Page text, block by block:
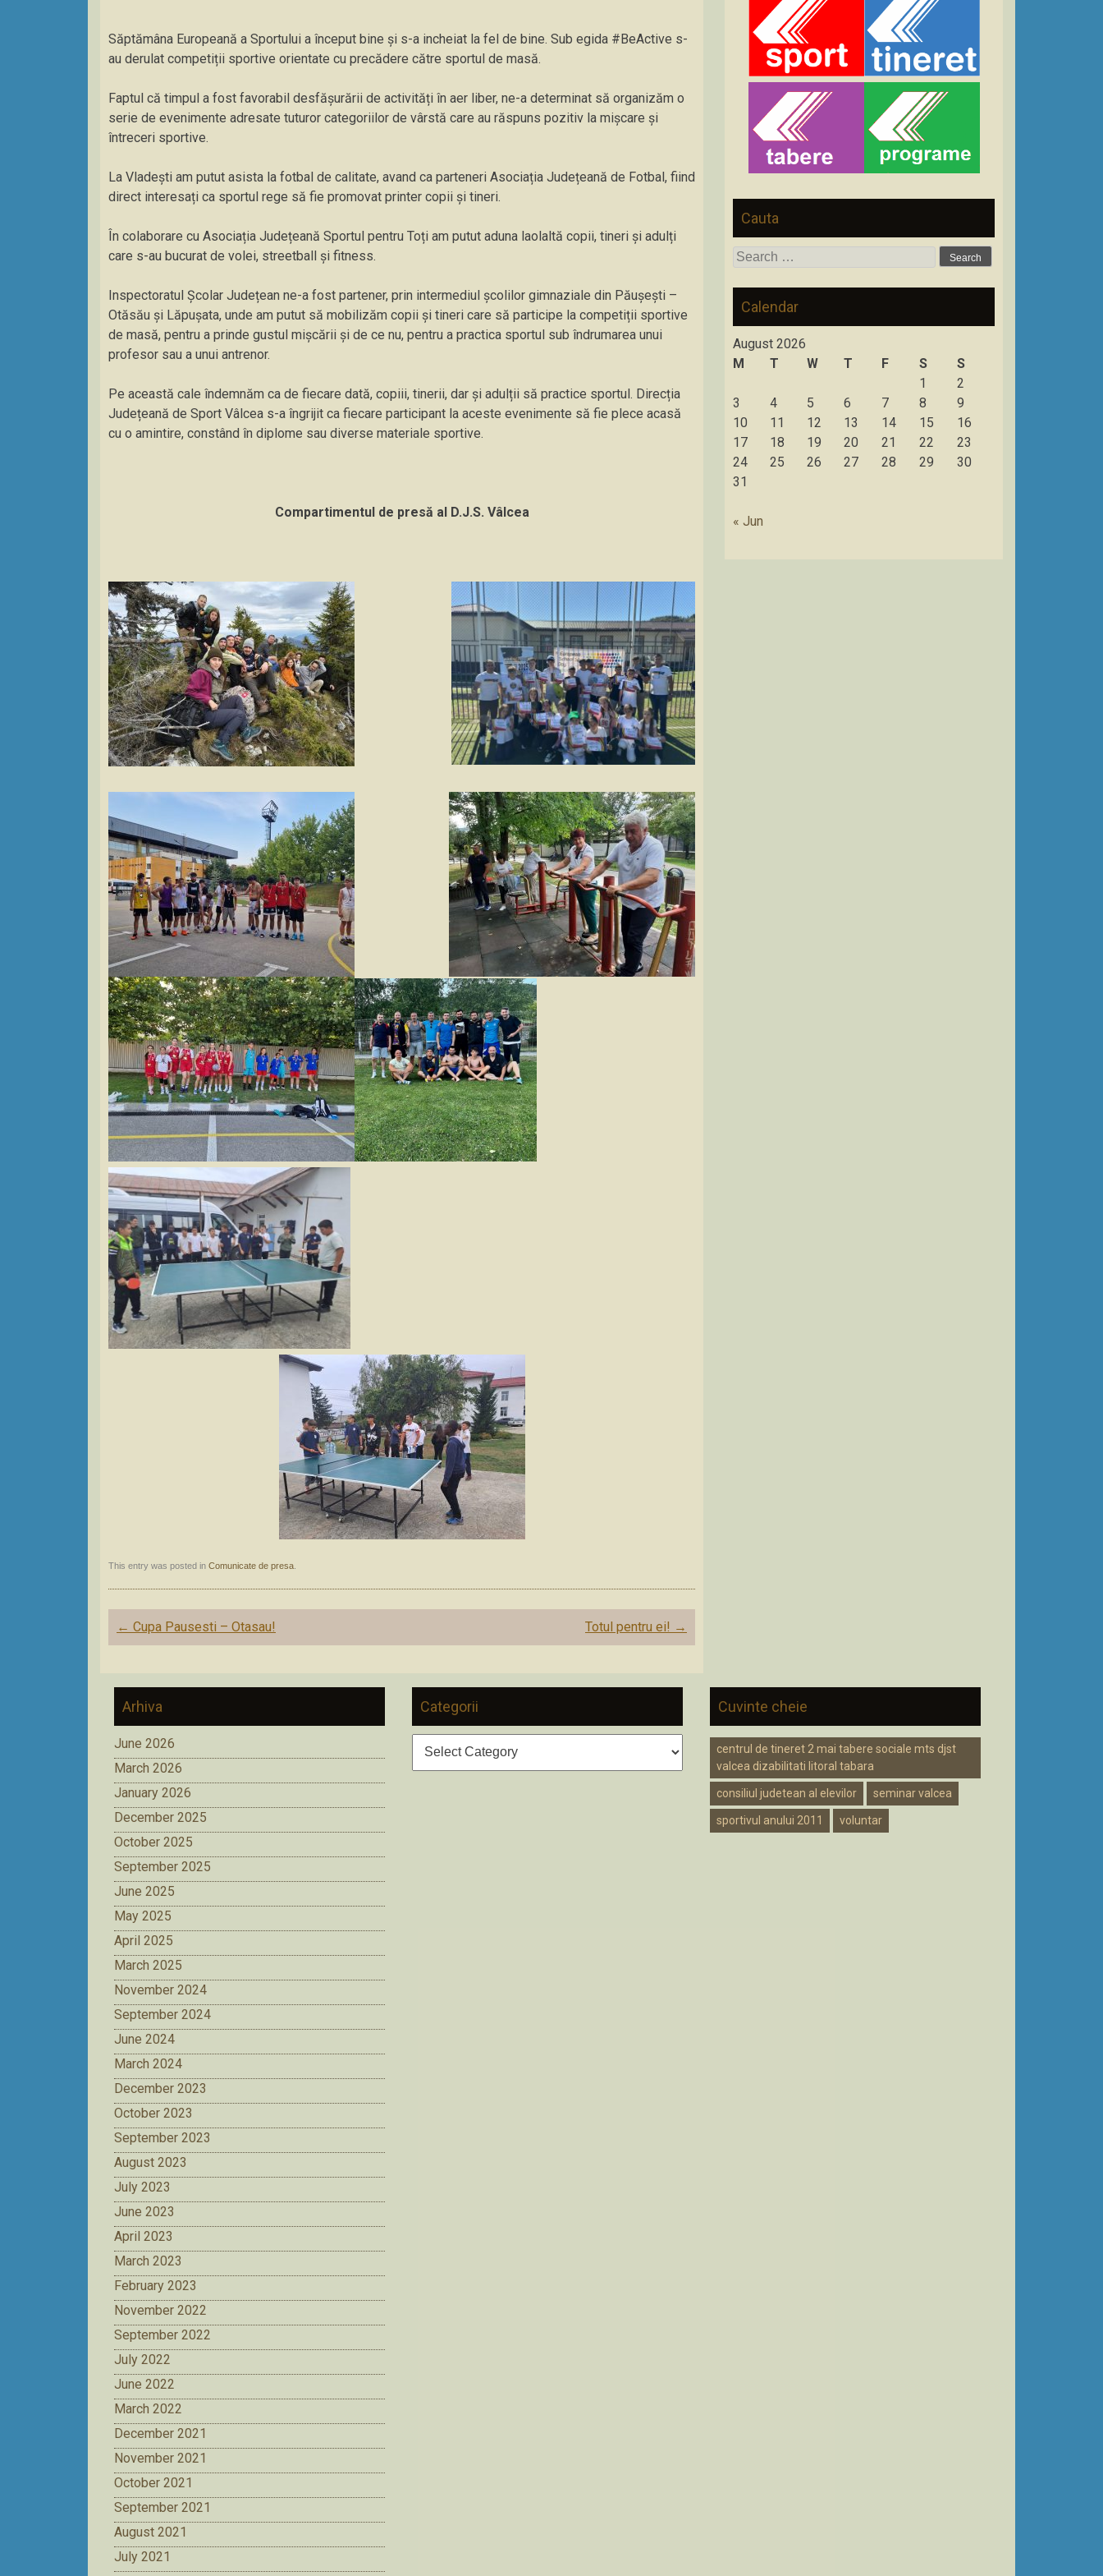
Săptămâna Europeană a Sportului a început bine și s-a incheiat la fel de bine. Sub egida #BeActive s-
au derulat competiții sportive orientate cu precădere către sportul de masă.
Faptul că timpul a fost favorabil desfășurării de activități în aer liber, ne-a determinat să organizăm o
serie de evenimente adresate tuturor categoriilor de vârstă care au răspuns pozitiv la mișcare și
întreceri sportive.
La Vladești am putut asista la fotbal de calitate, avand ca parteneri Asociația Județeană de Fotbal, fiind
direct interesați ca sportul rege să fie promovat printer copii și tineri.
În colaborare cu Asociația Județeană Sportul pentru Toți am putut aduna laolaltă copii, tineri și adulți
care s-au bucurat de volei, streetball și fitness.
Inspectoratul Școlar Județean ne-a fost partener, prin intermediul școlilor gimnaziale din Păușești –
Otăsău și Lăpușata, unde am putut să mobilizăm copii și tineri care să participe la competiții sportive
de masă, pentru a prinde gustul mișcării și de ce nu, pentru a practica sportul sub îndrumarea unui
profesor sau a unui antrenor.
Pe această cale îndemnăm ca de fiecare dată, copiii, tinerii, dar și adulții să practice sportul. Direcția
Județeană de Sport Vâlcea s-a îngrijit ca fiecare participant la aceste evenimente să fie plece acasă
cu o amintire, constând în diplome sau diverse materiale sportive.
Compartimentul de presă al D.J.S. Vâlcea
This entry was posted in Comunicate de presa
Post
navigation
← Cupa Pausesti – Otasau! Totul pentru ei! →
Cauta
Search
Calendar
August 2026
M
T W T F S
S
1
2
3
4 5 6 7 8
9
10
11 12 13 14 15
16
17
18 19 20 21 22
23
24
25 26 27 28 29
30
31
« Jun
Arhiva
June 2026
March 2026
January 2026
December 2025
October 2025
September 2025
June 2025
May 2025
April 2025
March 2025
November 2024
September 2024
June 2024
March 2024
December 2023
October 2023
September 2023
August 2023
July 2023
June 2023
April 2023
March 2023
February 2023
November 2022
September 2022
July 2022
June 2022
March 2022
December 2021
November 2021
October 2021
September 2021
August 2021
July 2021
Categorii Cuvinte cheie
centrul de tineret 2 mai tabere sociale mts djst
valcea dizabilitati litoral tabara
consiliul judetean al elevilor seminar valcea
sportivul anului 2011 voluntar